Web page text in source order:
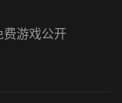
费游戏公开